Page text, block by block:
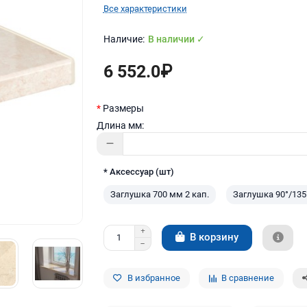
Все характеристики
В наличии ✓
6 552.0₽
Размеры
Длина мм:
* Аксессуар (шт)
Заглушка 700 мм 2 кап. Заглушка 90°/
В корзину
В избранное В сравнение